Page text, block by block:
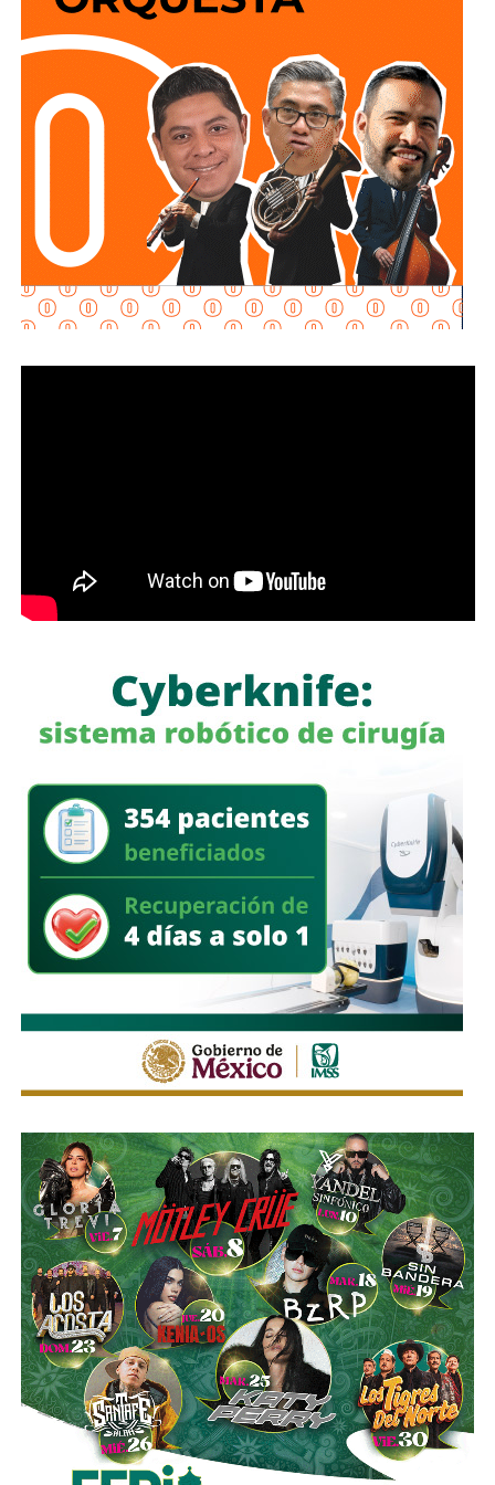
principal medio para obtener ingresos.
Asimismo, se establecen sanciones para quienes, durante
un proceso judicial o existiendo una resolución firme,
enajenen intencionalmente de manera parcial o total sus
bienes con la finalidad de eludir obligaciones alimentarias.
De igual manera, se sancionará a quienes, teniendo
conocimiento de la existencia de una obligación
alimentaria o de un proceso judicial en curso, ayuden al
deudor a ocultar bienes, acepten figurar como titulares
aparentes de estos o realicen actos jurídicos simulados
con el propósito de evitar que se cumplan las
También lee:
movimientos ligados al huachicol
utilizando esta vialidad como acceso principal. Como
alternativa,se contará con un acceso secundario por
avenida Simón Díaz, proveniente de avenida de la
Constitución.
Para la salida del recinto,el flujo vehicular se distribuirá
principalmente hacia Circuito Potosí,mediante la
incorporación desde avenida de las Torres. Como salida
secundaria, los automovilistas podrán continuar por esta
misma vialidad para incorporarse a avenida Simón Díaz,
con dirección a avenida de la Constitución y el
fraccionamiento Simón Díaz.
Como parte de la estrategia de movilidad, la avenida
será habilitado como callejón peatonal, mientras que el
segundo tramo funcionará como zona exclusiva para
La SSPC de la Capital exhorta a las y los asistentes a
la FENAPO a planificar sus traslados
, respetar la
señalización y las indicaciones del personal de Policía
Vial, así como considerar el uso de transporte público para
facilitar la movilidad en los alrededores del recinto.
Estas medidas buscan mantener un flujo vehicular
ordenado y seguro durante la feria, privilegiando tanto la
movilidad de quienes acuden al recinto como la seguridad
de peatones, usuarios del transporte público y habitantes
de las zonas aledañas.
2.0